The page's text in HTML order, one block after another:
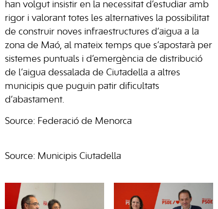
han volgut insistir en la necessitat d’estudiar amb
rigor i valorant totes les alternatives la possibilitat
de construir noves infraestructures d’aigua a la
zona de Maó, al mateix temps que s’apostarà per
sistemes puntuals i d’emergència de distribució
de l’aigua dessalada de Ciutadella a altres
municipis que puguin patir dificultats
d’abastament.
Source: Federació de Menorca
Source: Municipis Ciutadella